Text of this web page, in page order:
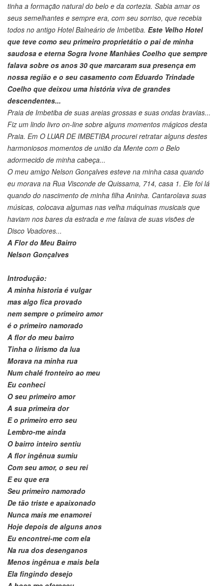
tinha a formação natural do belo e da cortezia. Sabia amar os
seus semelhantes e sempre era, com seu sorriso, que recebia
todos no antigo Hotel Balneário de Imbetiba. Este Velho Hotel
que teve como seu primeiro proprietátio o pai de minha
saudosa e eterna Sogra Ivone Manhães Coelho que sempre
falava sobre os anos 30 que marcaram sua presença em
nossa região e o seu casamento com Eduardo Trindade
Coelho que deixou uma história viva de grandes
descendentes...
Praia de Imbetiba de suas areias grossas e suas ondas bravias...
Fiz um lindo livro on-line sobre alguns momentos mágicos desta
Praia. Em O LUAR DE IMBETIBA procurei retratar alguns destes
harmoniosos momentos de união da Mente com o Belo
adormecido de minha cabeça...
O meu amigo Nelson Gonçalves esteve na minha casa quando
eu morava na Rua Visconde de Quissama, 714, casa 1. Ele foi lá
quando do nascimento de minha filha Aninha. Cantarolava suas
músicas, colocava algumas nas velha máquinas musicais que
haviam nos bares da estrada e me falava de suas visões de
Disco Voadores...
A Flor do Meu Bairro
Nelson Gonçalves
Introdução:
A minha historia é vulgar
mas algo fica provado
nem sempre o primeiro amor
é o primeiro namorado
A flor do meu bairro
Tinha o lirismo da lua
Morava na minha rua
Num chalé fronteiro ao meu
Eu conheci
O seu primeiro amor
A sua primeira dor
E o primeiro erro seu
Lembro-me ainda
O bairro inteiro sentiu
A flor ingênua sumiu
Com seu amor, o seu rei
E eu que era
Seu primeiro namorado
De tão triste e apaixonado
Nunca mais me enamorei
Hoje depois de alguns anos
Eu encontrei-me com ela
Na rua dos desenganos
Menos ingênua e mais bela
Ela fingindo desejo